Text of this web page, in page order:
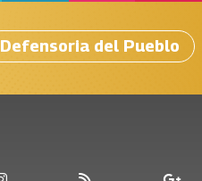
Defensoria del Pueblo